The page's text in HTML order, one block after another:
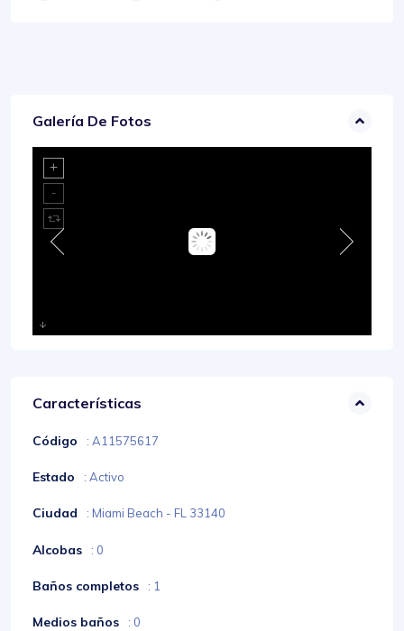
Galería De Fotos
Características
Código : A11575617
Estado : Activo
Ciudad : Miami Beach - FL 33140
Alcobas : 0
Baños completos : 1
Medios baños : 0